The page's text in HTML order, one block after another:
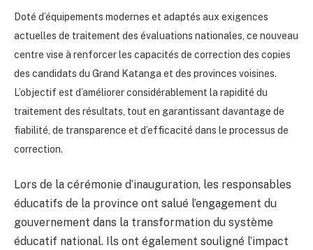
Doté d’équipements modernes et adaptés aux exigences
actuelles de traitement des évaluations nationales, ce nouveau
centre vise à renforcer les capacités de correction des copies
des candidats du Grand Katanga et des provinces voisines.
L’objectif est d’améliorer considérablement la rapidité du
traitement des résultats, tout en garantissant davantage de
fiabilité, de transparence et d’efficacité dans le processus de
correction.
Lors de la cérémonie d’inauguration, les responsables
éducatifs de la province ont salué l’engagement du
gouvernement dans la transformation du système
éducatif national. Ils ont également souligné l’impact